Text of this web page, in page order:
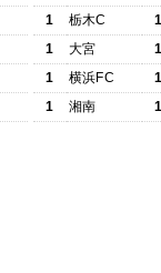
1
栃木C
1
大宮
1
横浜FC
1
湘南